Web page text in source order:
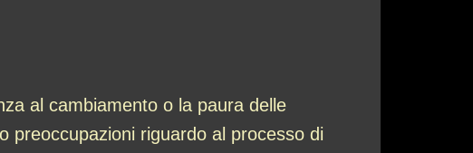
al cambiamento o la paura delle
preoccupazioni riguardo al processo di